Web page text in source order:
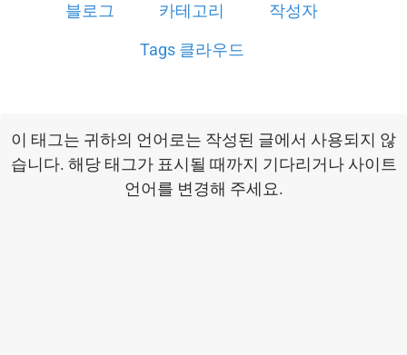
블로그 카테고리 작성자
Tags 클라우드